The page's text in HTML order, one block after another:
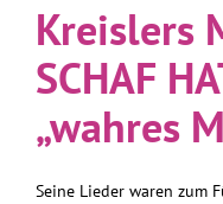
Kreislers
SCHAF
„wahres
Seine Lieder waren zum